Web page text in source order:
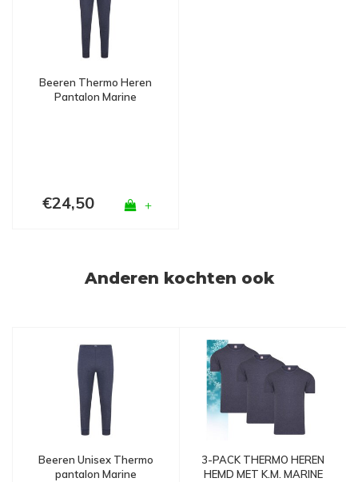
Beeren Thermo Heren
Pantalon Marine
€24,50 +
Anderen kochten ook
Beeren Unisex Thermo
pantalon Marine
3-PACK THERMO HEREN
HEMD MET K.M. MARINE